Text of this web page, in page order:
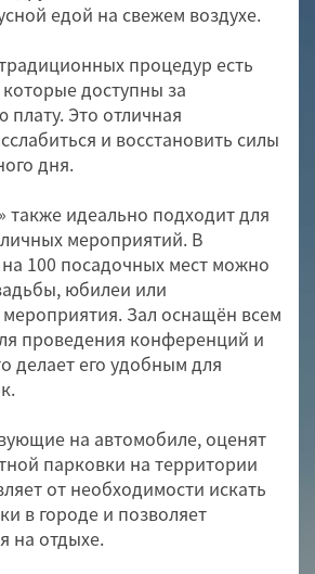
едой на свежем воздухе.
процедур есть
доступны за
Это отличная
и восстановить силы
дня.
также идеально подходит для
мероприятий. В
100 посадочных мест можно
юбилеи или
Зал оснащён всем
проведения конференций и
делает его удобным для
на автомобиле, оценят
парковки на территории
от необходимости искать
в городе и позволяет
на отдыхе.